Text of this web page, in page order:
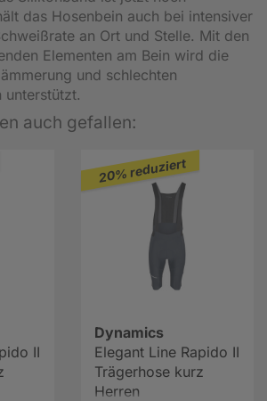
das Hosenbein auch bei intensiver
an Ort und Stelle. Mit den
Elementen am Bein wird die
und schlechten
unterstützt.
auch gefallen:
II
20% reduziert
Dynamics
Elegant Line Rapido II
Trägerhose kurz
Herren